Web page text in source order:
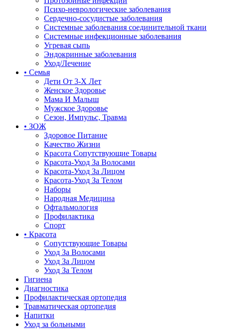
Психо-неврологические заболевания
Сердечно-сосудистые заболевания
Системные заболевания соединительной ткани
Системные инфекционные заболевания
Угревая сыпь
Эндокринные заболевания
Уход/Лечение
• Семья
Дети От 3-Х Лет
Женское Здоровье
Мама И Малыш
Мужское Здоровье
Сезон, Импульс, Травма
• ЗОЖ
Здоровое Питание
Качество Жизни
Красота Сопутствующие Товары
Красота-Уход За Волосами
Красота-Уход За Лицом
Красота-Уход За Телом
Наборы
Народная Медицина
Офтальмология
Профилактика
Спорт
• Красота
Сопутствующие Товары
Уход За Волосами
Уход За Лицом
Уход За Телом
Гигиена
Диагностика
Профилактическая ортопедия
Травматическая ортопедия
Напитки
Уход за больными